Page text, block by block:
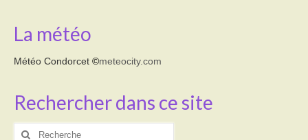
La météo
Météo Condorcet ©meteocity.com
Rechercher dans ce site
Rechercher